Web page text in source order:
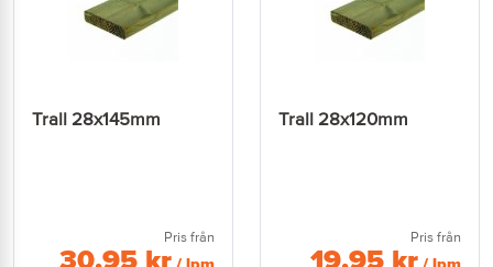
Trall 28x145mm
Pris från
30,95 kr
Trall 28x120mm
Pris från
19,95 kr